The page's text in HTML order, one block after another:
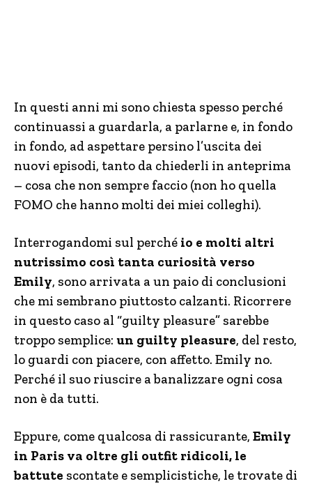
In questi anni mi sono chiesta spesso perché
continuassi a guardarla, a parlarne e, in fondo
in fondo, ad aspettare persino l’uscita dei
nuovi episodi, tanto da chiederli in anteprima
– cosa che non sempre faccio (non ho quella
FOMO che hanno molti dei miei colleghi).
Interrogandomi sul perché io e molti altri
nutrissimo così tanta curiosità verso
Emily, sono arrivata a un paio di conclusioni
che mi sembrano piuttosto calzanti. Ricorrere
in questo caso al “guilty pleasure” sarebbe
troppo semplice: un guilty pleasure, del resto,
lo guardi con piacere, con affetto. Emily no.
Perché il suo riuscire a banalizzare ogni cosa
non è da tutti.
Eppure, come qualcosa di rassicurante, Emily
in Paris va oltre gli outfit ridicoli, le
battute scontate e semplicistiche, le trovate di